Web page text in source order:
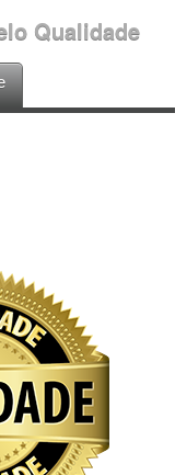
Qualidade